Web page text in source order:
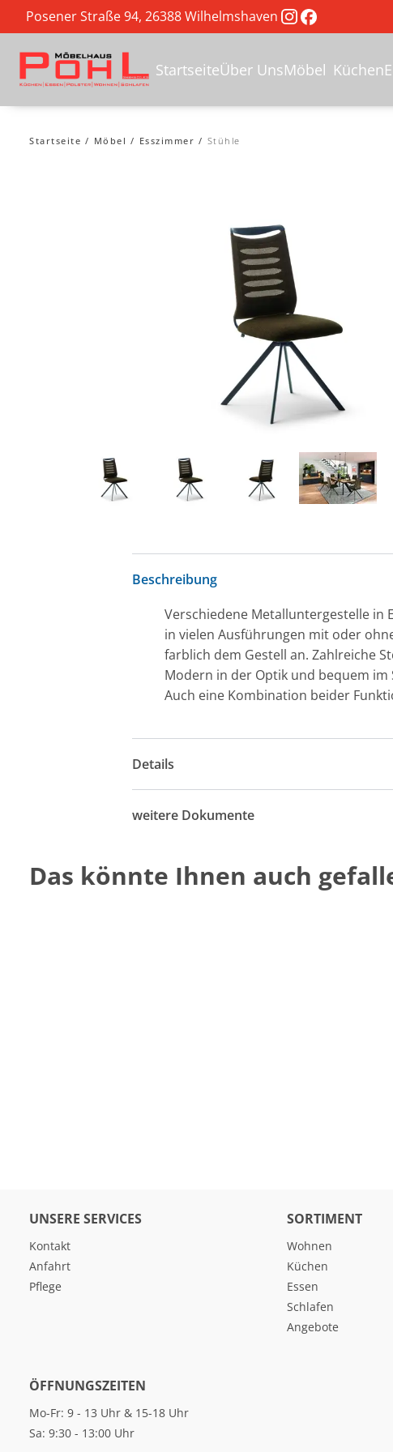
Posener Straße 94, 26388 Wilhelmshaven
StartseiteÜber UnsMöbel Küchen
Startseite Möbel Esszimmer Stühle
Beschreibung
Verschiedene Metalluntergestelle in
in vielen Ausführungen mit oder
farblich dem Gestell an. Zahlreiche
Modern in der Optik und bequem
Auch eine Kombination beider
Details
weitere Dokumente
Das könnte Ihnen auch
UNSERE SERVICES
Kontakt
Anfahrt
Pflege
SORTIMENT
Wohnen
Küchen
Essen
Schlafen
Angebote
ÖFFNUNGSZEITEN
Mo-Fr: 9 - 13 Uhr & 15-18 Uhr
Sa: 9:30 - 13:00 Uhr